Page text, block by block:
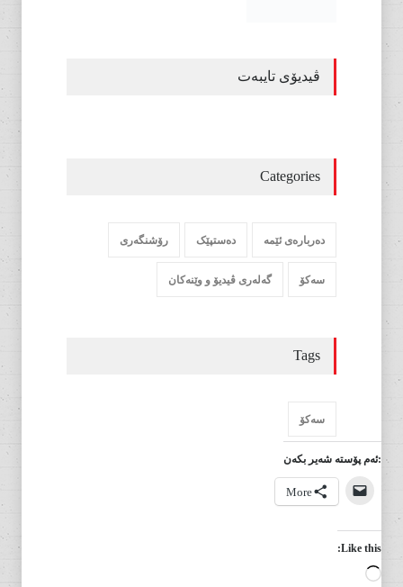
ڤیدیۆی تایبەت
Categories
دەربارەی ئێمە دەستپێک رۆشنگەری
سەکۆ گەلەری ڤیدیۆ و وێنەکان
Tags
سەکۆ
:ئەم پۆستە شەیر بکەن
More
Like this:
Loading…